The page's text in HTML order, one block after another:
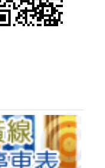
隆路口交通安全改善工程啟用後雍塞如何解決?